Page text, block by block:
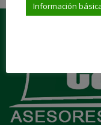
Información